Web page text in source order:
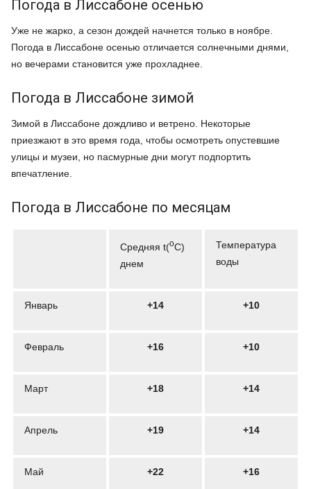
Погода в Лиссабоне осенью
Уже не жарко, а сезон дождей начнется только в ноябре.
Погода в Лиссабоне осенью отличается солнечными днями,
но вечерами становится уже прохладнее.
Погода в Лиссабоне зимой
Зимой в Лиссабоне дождливо и ветрено. Некоторые
приезжают в это время года, чтобы осмотреть опустевшие
улицы и музеи, но пасмурные дни могут подпортить
впечатление.
Погода в Лиссабоне по месяцам
Средняя t(oC)
днем
Температура
воды
Январь +14 +10
Февраль +16 +10
Март +18 +14
Апрель +19 +14
Май +22 +16